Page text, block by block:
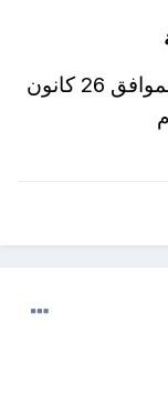
الجمعة، 06 رجب المحرم 1447هـ الموافق 26 كانون